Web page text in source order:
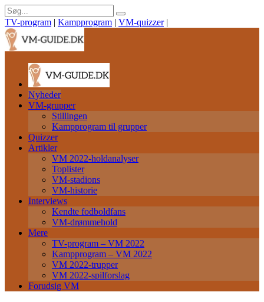
TV-program | Kampprogram | VM-quizzer |
Nyheder
VM-grupper
Stillingen
Kampprogram til grupper
Quizzer
Artikler
VM 2022-holdanalyser
Toplister
VM-stadions
VM-historie
Interviews
Kendte fodboldfans
VM-drømmehold
Mere
TV-program – VM 2022
Kampprogram – VM 2022
VM 2022-trupper
VM 2022-spilforslag
Forudsig VM